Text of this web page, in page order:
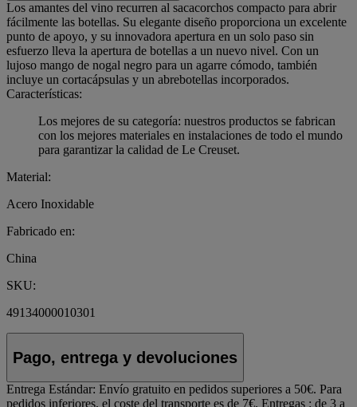
Los amantes del vino recurren al sacacorchos compacto para abrir
fácilmente las botellas. Su elegante diseño proporciona un excelente
punto de apoyo, y su innovadora apertura en un solo paso sin
esfuerzo lleva la apertura de botellas a un nuevo nivel. Con un
lujoso mango de nogal negro para un agarre cómodo, también
incluye un cortacápsulas y un abrebotellas incorporados.
Características:
Los mejores de su categoría: nuestros productos se fabrican
con los mejores materiales en instalaciones de todo el mundo
para garantizar la calidad de Le Creuset.
Material:
Acero Inoxidable
Fabricado en:
China
SKU:
49134000010301
Pago, entrega y devoluciones
Entrega Estándar: Envío gratuito en pedidos superiores a 50€. Para
pedidos inferiores, el coste del transporte es de 7€. Entregas : de 3 a